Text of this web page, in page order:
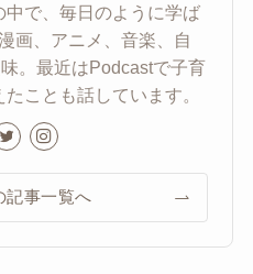
で、毎日のように学ば
画、アニメ、音楽、自
。最近はPodcastで子育
ことも話しています。
記事一覧へ